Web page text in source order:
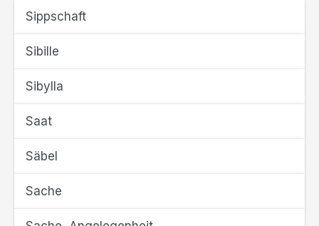
Sippschaft
Sibille
Sibylla
Saat
Säbel
Sache